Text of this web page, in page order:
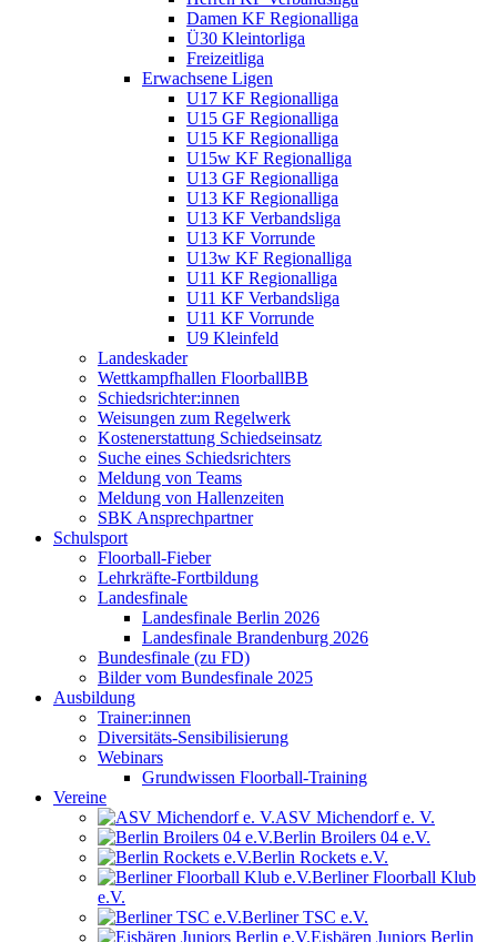
Damen KF Regionalliga
Ü30 Kleintorliga
Freizeitliga
Erwachsene Ligen
U17 KF Regionalliga
U15 GF Regionalliga
U15 KF Regionalliga
U15w KF Regionalliga
U13 GF Regionalliga
U13 KF Regionalliga
U13 KF Verbandsliga
U13 KF Vorrunde
U13w KF Regionalliga
U11 KF Regionalliga
U11 KF Verbandsliga
U11 KF Vorrunde
U9 Kleinfeld
Landeskader
Wettkampfhallen FloorballBB
Schiedsrichter:innen
Weisungen zum Regelwerk
Kostenerstattung Schiedseinsatz
Suche eines Schiedsrichters
Meldung von Teams
Meldung von Hallenzeiten
SBK Ansprechpartner
Schulsport
Floorball-Fieber
Lehrkräfte-Fortbildung
Landesfinale
Landesfinale Berlin 2026
Landesfinale Brandenburg 2026
Bundesfinale (zu FD)
Bilder vom Bundesfinale 2025
Ausbildung
Trainer:innen
Diversitäts-Sensibilisierung
Webinars
Grundwissen Floorball-Training
Vereine
ASV Michendorf e. V.
Berlin Broilers 04 e.V.
Berlin Rockets e.V.
Berliner Floorball Klub
e.V.
Berliner TSC e.V.
Eisbären Juniors Berlin